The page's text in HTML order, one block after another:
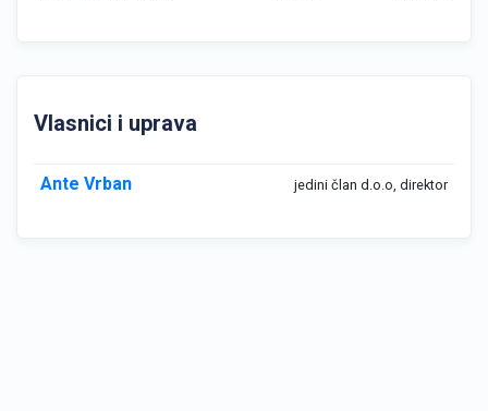
Vlasnici i uprava
Ante Vrban jedini član d.o.o, direktor